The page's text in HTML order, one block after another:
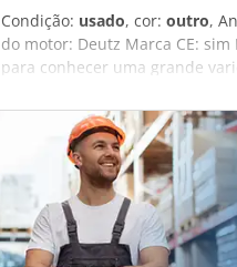
Condição: usado, cor: outro,
do motor: Deutz Marca CE:
para conhecer uma grande
exibidas online, então sinta-
as nossas máquinas são
nos contactar e as
francês, alemão, espanhol e
Uwrsblek